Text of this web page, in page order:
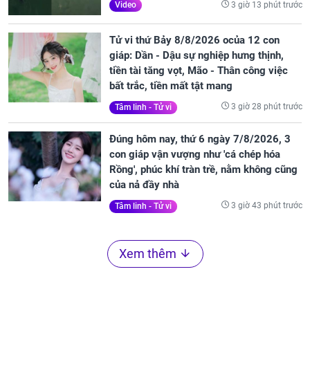
Video 3 giờ 13 phút trước
Tử vi thứ Bảy 8/8/2026 ocủa 12 con
giáp: Dần - Dậu sự nghiệp hưng thịnh,
tiền tài tăng vọt, Mão - Thân công việc
bất trắc, tiền mất tật mang
Tâm linh - Tử vi 3 giờ 28 phút trước
Đúng hôm nay, thứ 6 ngày 7/8/2026, 3
con giáp vận vượng như 'cá chép hóa
Rồng', phúc khí tràn trề, nằm không cũng
của nả đầy nhà
Tâm linh - Tử vi 3 giờ 43 phút trước
Xem thêm